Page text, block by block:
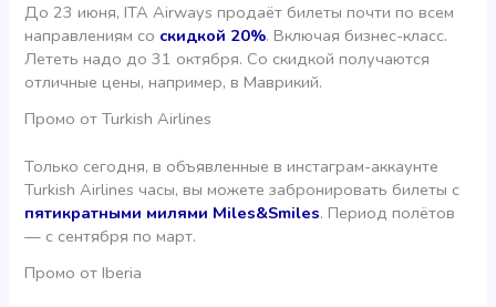
До 23 июня, ITA Airways продаёт билеты почти по всем
направлениям со скидкой 20%. Включая бизнес-класс.
Лететь надо до 31 октября. Со скидкой получаются
отличные цены, например, в Маврикий.
Промо от Turkish Airlines
Только сегодня, в объявленные в инстаграм-аккаунте
Turkish Airlines часы, вы можете забронировать билеты с
пятикратными милями Miles&Smiles. Период полётов
— с сентября по март.
Промо от Iberia